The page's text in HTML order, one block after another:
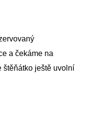
a čekáme na
štěňátko ještě uvolní